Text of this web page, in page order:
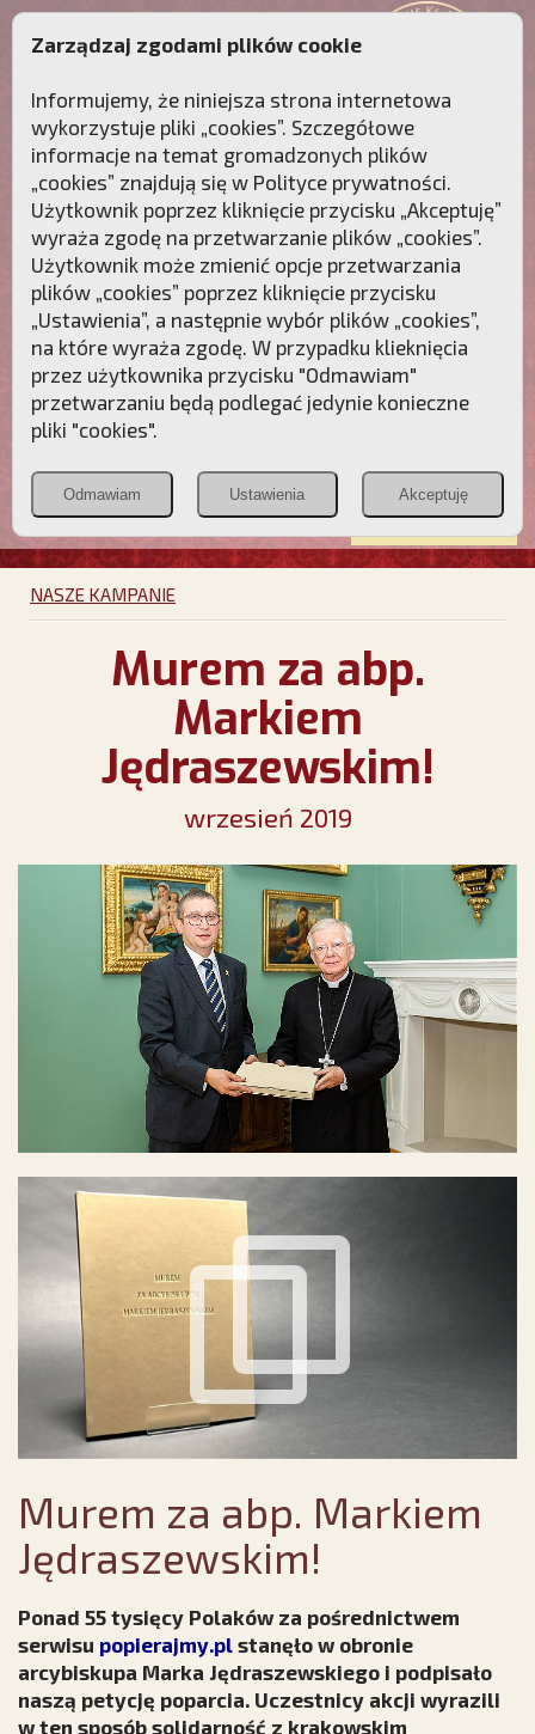
Przebudźmy sumienia Polaków!
Polonia
Christiana
PCh24.pl
Przymierze
POZNAJ APOSTOLAT FATIMY WESPRZYJ
NAS
NASZE KAMPANIE
Murem za abp.
Markiem
Jędraszewskim!
wrzesień 2019
Murem za abp. Markiem
Jędraszewskim!
Ponad 55 tysięcy Polaków za pośrednictwem
serwisu popierajmy.pl stanęło w obronie
arcybiskupa Marka Jędraszewskiego i podpisało
naszą petycję poparcia. Uczestnicy akcji wyrazili
w ten sposób solidarność z krakowskim
Zarządzaj zgodami plików cookie
Informujemy, że niniejsza strona internetowa
wykorzystuje pliki „cookies”. Szczegółowe
informacje na temat gromadzonych plików
„cookies” znajdują się w Polityce prywatności.
Użytkownik poprzez kliknięcie przycisku „Akceptuję”
wyraża zgodę na przetwarzanie plików „cookies”.
Użytkownik może zmienić opcje przetwarzania
plików „cookies” poprzez kliknięcie przycisku
„Ustawienia”, a następnie wybór plików „cookies”,
na które wyraża zgodę. W przypadku klieknięcia
przez użytkownika przycisku "Odmawiam"
przetwarzaniu będą podlegać jedynie konieczne
pliki "cookies".
Odmawiam Ustawienia Akceptuję